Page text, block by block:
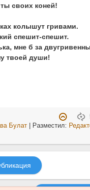
своих коней!
колышут гривами.
спешит-спешит.
мне б за
твоей души!
Булат | Разместил: